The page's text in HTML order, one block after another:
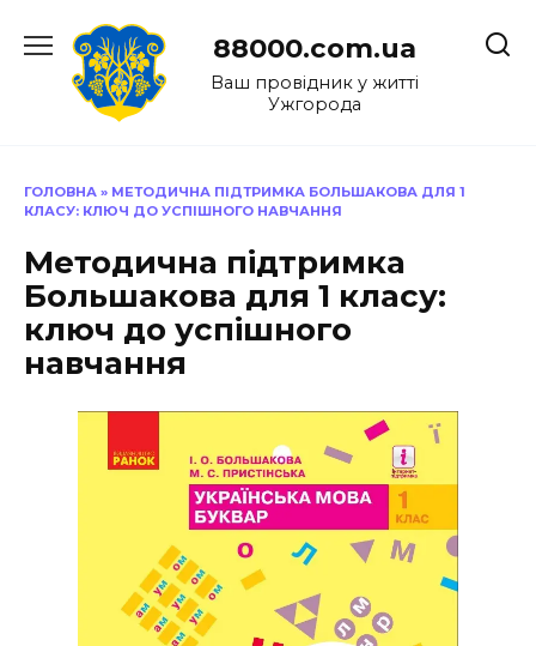
до
88000.com.ua
Ваш провідник у житті
Ужгорода
ГОЛОВНА » МЕТОДИЧНА ПІДТРИМКА БОЛЬШАКОВА ДЛЯ 1
КЛАСУ: КЛЮЧ ДО УСПІШНОГО НАВЧАННЯ
Методична підтримка
Большакова для 1 класу:
ключ до успішного
навчання